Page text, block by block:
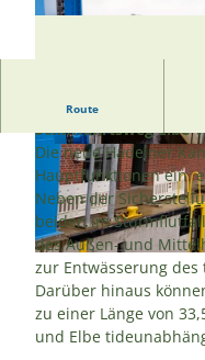
© NLWKN | CC-BY
© NLWKN |CC-BY-SA
Route
Die Hadelner
Schifffahrtsweg Elbe-
Die neue Hadelner
Hauptfunktionen ein
Neben der
beiden im
des Außen- und
zur Entwässerung
Darüber hinaus
zu einer Länge von
und Elbe